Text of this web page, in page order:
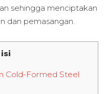
sehingga menciptakan
dan pemasangan.
Cold-Formed Steel